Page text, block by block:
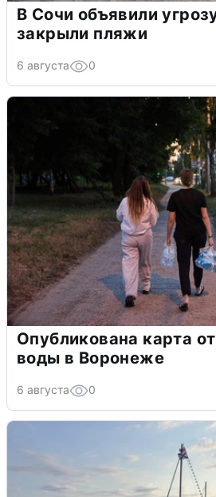
В Сочи объявили
закрыли пляжи
6 августа 0
Опубликована карта
воды в Воронеже
6 августа 0